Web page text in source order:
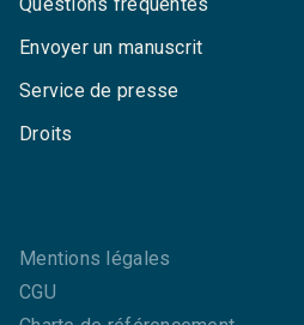
Envoyer un manuscrit
Service de presse
Droits
Mentions légales
CGU